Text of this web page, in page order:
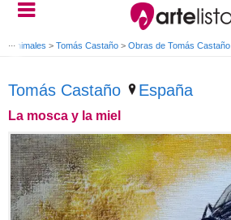
Animales > Tomás Castaño > Obras de Tomás Castaño
Tomás Castaño España
La mosca y la miel